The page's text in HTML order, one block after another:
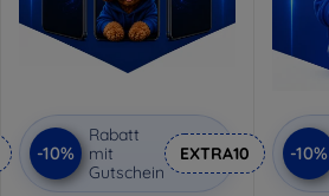
-10%
Rabatt
mit
Gutschein
EXTRA10 -10%